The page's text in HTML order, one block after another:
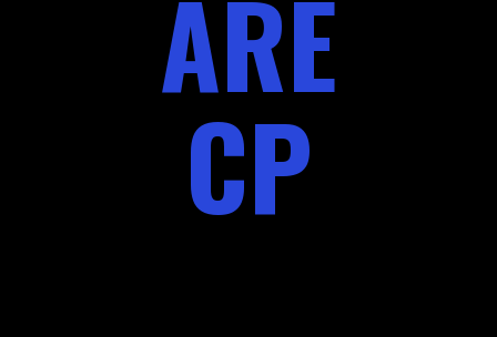
ARE
CP